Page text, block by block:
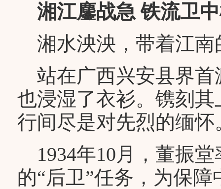
湘江鏖战急 铁流卫
湘水泱泱，带着江南
站在广西兴安县界首
也浸湿了衣衫。镌刻
行间尽是对先烈的缅怀
1934年10月，董振
的“后卫”任务，为保